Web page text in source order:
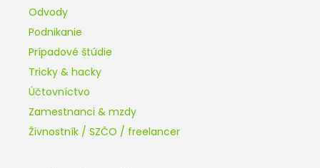
Odvody
Podnikanie
Prípadové štúdie
Tricky & hacky
Účtovníctvo
Zamestnanci & mzdy
Živnostník / SZČO / freelancer